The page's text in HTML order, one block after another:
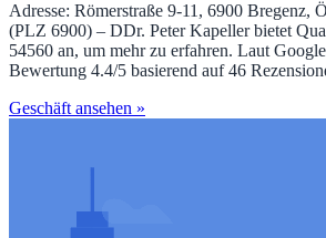
Adresse: Römerstraße 9-11, 6900 Bregenz,
(PLZ 6900) – DDr. Peter Kapeller bietet
54560 an, um mehr zu erfahren. Laut
Bewertung 4.4/5 basierend auf 46
Geschäft ansehen »